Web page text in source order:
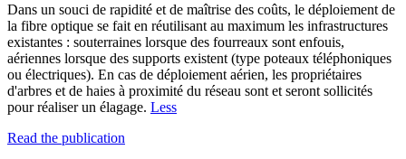
Dans un souci de rapidité et de maîtrise des coûts, le déploiement de
la fibre optique se fait en réutilisant au maximum les infrastructures
existantes : souterraines lorsque des fourreaux sont enfouis,
aériennes lorsque des supports existent (type poteaux téléphoniques
ou électriques). En cas de déploiement aérien, les propriétaires
d'arbres et de haies à proximité du réseau sont et seront sollicités
pour réaliser un élagage. Less
Read the publication